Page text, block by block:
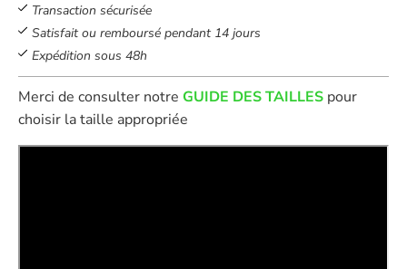
Transaction sécurisée
Satisfait ou remboursé pendant 14 jours
Expédition sous 48h
Merci de consulter notre GUIDE DES TAILLES pour
choisir la taille appropriée